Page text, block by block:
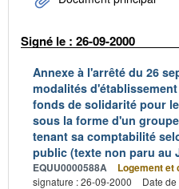
Signé le : 26-09-2000
Annexe à l'arrêté du 26
modalités
fonds de solidarité pour
sous la forme d'un
tenant sa comptabilité
public (texte non paru au
EQUU0000588A Logement
signature : 26-09-2000
Date